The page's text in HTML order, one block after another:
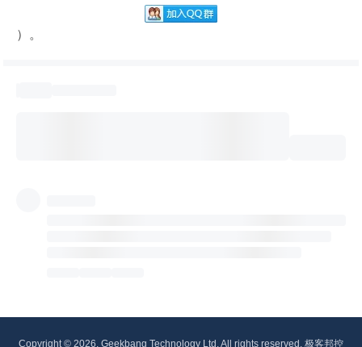
）。
Copyright © 2026, Geekbang Technology Ltd. All rights reserved. 极客邦控